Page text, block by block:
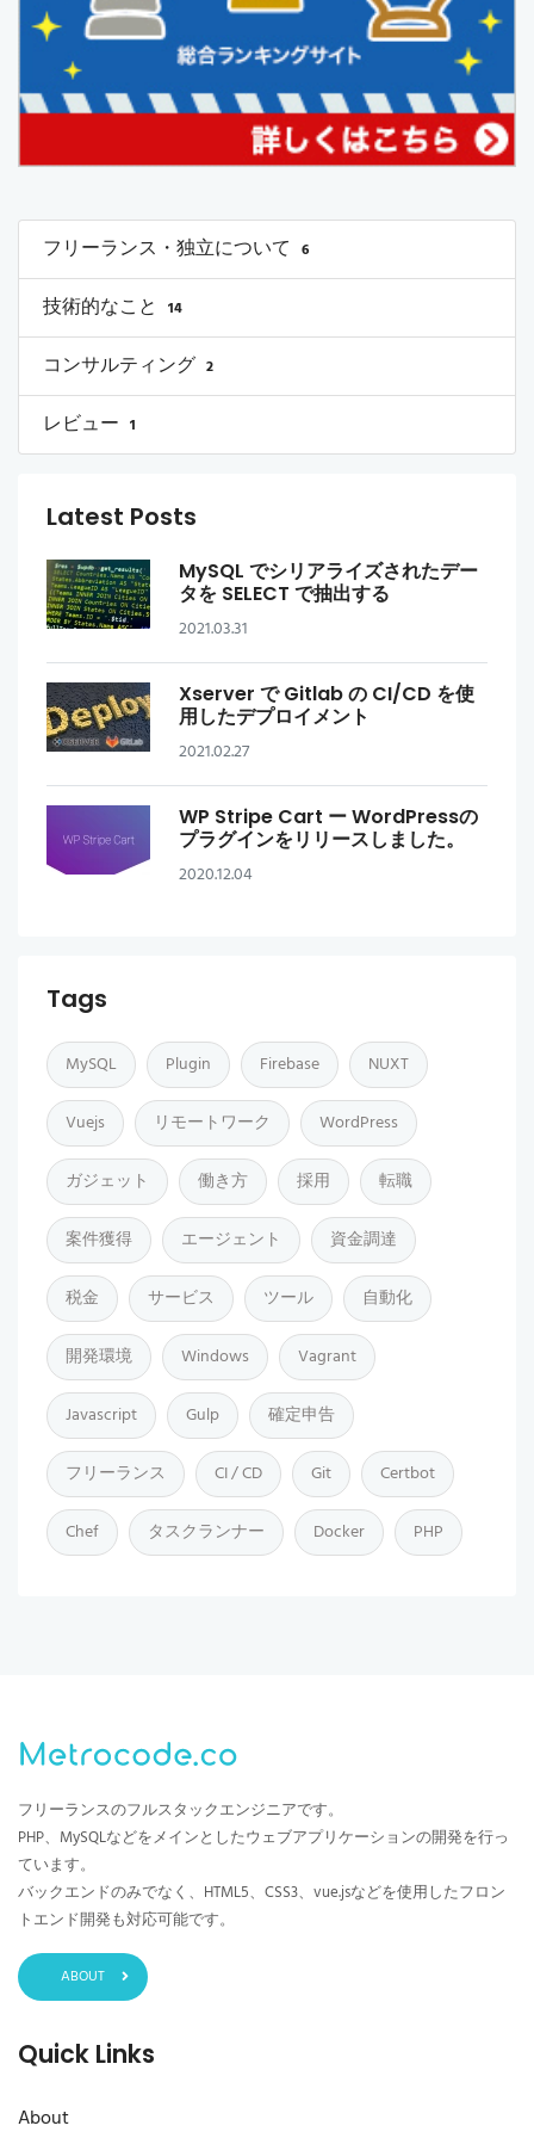
フリーランス・独立について 6
技術的なこと 14
コンサルティング 2
レビュー 1
Latest Posts
MySQL でシリアライズされたデー
タを SELECT で抽出する
2021.03.31
Xserver で Gitlab の CI/CD を使
用したデプロイメント
2021.02.27
WP Stripe Cart ー WordPressの
プラグインをリリースしました。
2020.12.04
Tags
MySQL Plugin Firebase NUXT
Vuejs リモートワーク WordPress
ガジェット 働き方 採用 転職
案件獲得 エージェント 資金調達
税金 サービス ツール 自動化
開発環境 Windows Vagrant
Javascript Gulp 確定申告
フリーランス CI / CD Git Certbot
Chef タスクランナー Docker PHP
フリーランスのフルスタックエンジニアです。
PHP、MySQLなどをメインとしたウェブアプリケーションの開発を行っ
ています。
バックエンドのみでなく、HTML5、CSS3、vue.jsなどを使用したフロン
トエンド開発も対応可能です。
ABOUT
Quick Links
About